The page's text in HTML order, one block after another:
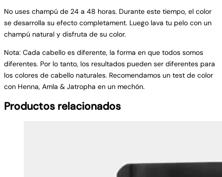
No uses champú de 24 a 48 horas. Durante este tiempo, el color
se desarrolla su efecto completament. Luego lava tu pelo con un
champú natural y disfruta de su color.
Nota: Cada cabello es diferente, la forma en que todos somos
diferentes. Por lo tanto, los resultados pueden ser diferentes para
los colores de cabello naturales. Recomendamos un test de color
con Henna, Amla & Jatropha en un mechón.
Productos relacionados